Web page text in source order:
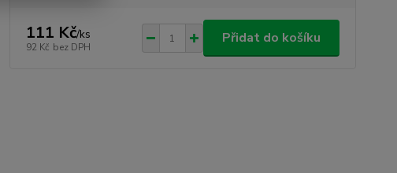
111 Kč/ks
92 Kč bez DPH
Přidat do košíku